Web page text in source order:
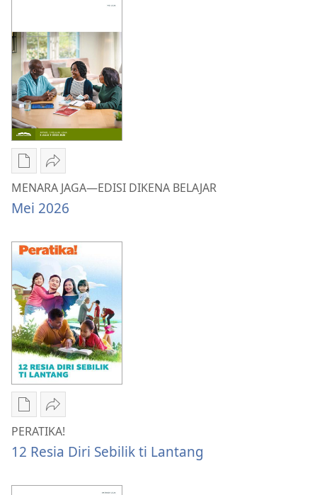
Chara
download
litaricha
JAGA
—
EDISI
DIKENA
BELAJAR
Mei 2026
Kunsi
MENARA
JAGA
DIKENA
BELAJAR
Mei 2026
MENARA JAGA—EDISI DIKENA BELAJAR
Mei 2026
Chara
download
litaricha
Kunsi
PERATIKA!
12
PERATIKA!
12 Resia Diri Sebilik ti Lantang